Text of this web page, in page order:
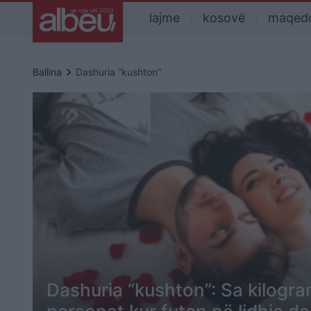
lajme kosovë
Ballina keyboard_arrow_right Dashuria “kushton”
Dashuria “kushton”: Sa